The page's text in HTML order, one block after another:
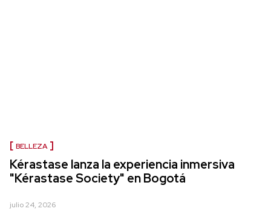
BELLEZA
Kérastase lanza la experiencia inmersiva
"Kérastase Society" en Bogotá
julio 24, 2026